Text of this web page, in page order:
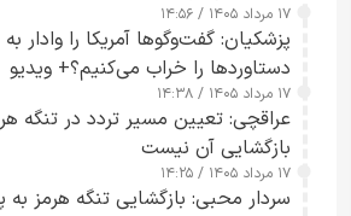
۱۷ مرداد ۱۴۰۵ / ۱۴:۵۶
پزشکیان: گفت‌وگوها آمریکا را وادار
دستاوردها را خراب می‌کنیم؟+ ویدیو
۱۷ مرداد ۱۴۰۵ / ۱۴:۳۸
عراقچی: تعیین مسیر تردد در تنگه
بازگشایی آن نیست
۱۷ مرداد ۱۴۰۵ / ۱۴:۲۵
سردار محبی: بازگشایی تنگه هرمز